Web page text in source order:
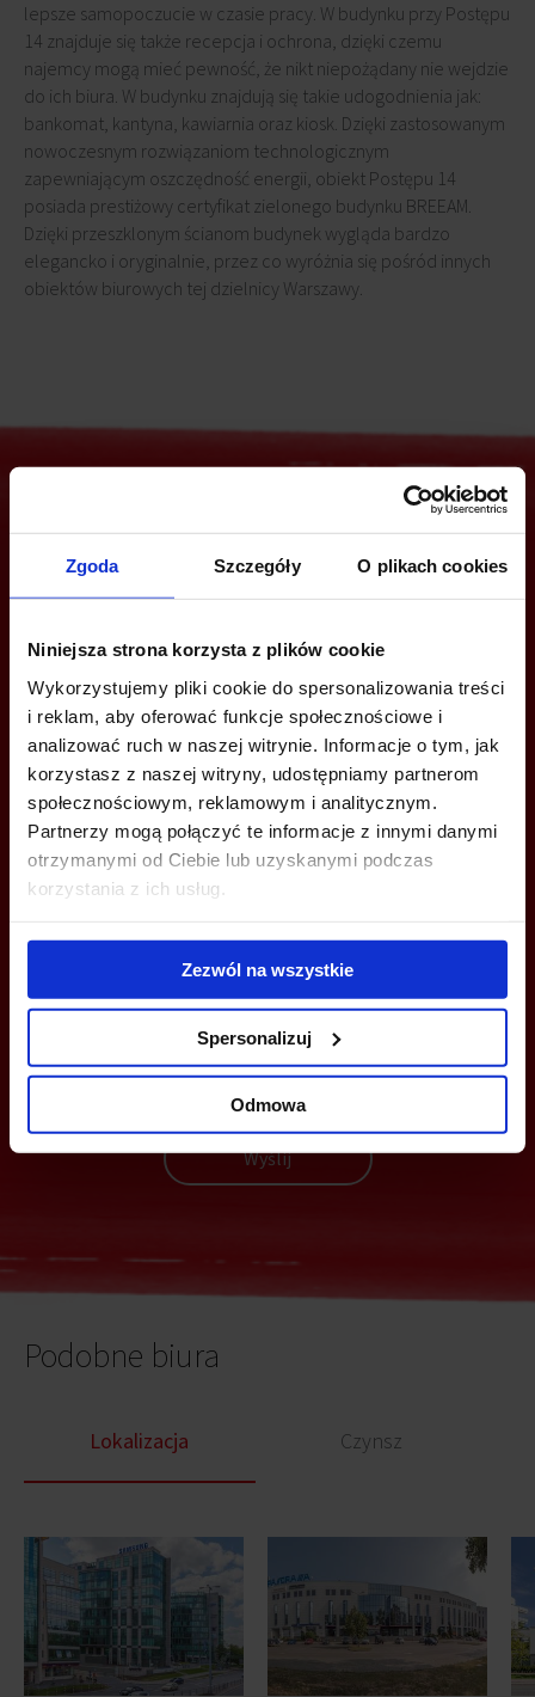
Zgoda Szczegóły O plikach cookies
Niniejsza strona korzysta z plików cookie
Wykorzystujemy pliki cookie do spersonalizowania treści
i reklam, aby oferować funkcje społecznościowe i
analizować ruch w naszej witrynie. Informacje o tym, jak
korzystasz z naszej witryny, udostępniamy partnerom
społecznościowym, reklamowym i analitycznym.
Partnerzy mogą połączyć te informacje z innymi danymi
otrzymanymi od Ciebie lub uzyskanymi podczas
korzystania z ich usług.
Zezwól na wszystkie
Spersonalizuj
Odmowa
lepsze samopoczucie w czasie pracy. W budynku przy Postępu
14 znajduje się także recepcja i ochrona, dzięki czemu
najemcy mogą mieć pewność, że nikt niepożądany nie wejdzie
do ich biura. W budynku znajdują się takie udogodnienia jak:
bankomat, kantyna, kawiarnia oraz kiosk. Dzięki zastosowanym
nowoczesnym rozwiązaniom technologicznym
zapewniającym oszczędność energii, obiekt Postępu 14
posiada prestiżowy certyfikat zielonego budynku BREEAM.
Dzięki przeszklonym ścianom budynek wygląda bardzo
elegancko i oryginalnie, przez co wyróżnia się pośród innych
obiektów biurowych tej dzielnicy Warszawy.
Jesteś zainteresowany tą ofertą?
ZADZWOŃ I DOWIEDZ SIĘ WIĘCEJ
+48 22 167 04 00
info@bazabiur.pl
Z TOBĄ
Wyślij
Podobne biura
Lokalizacja Czynsz